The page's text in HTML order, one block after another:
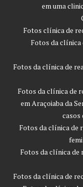
em uma
Fotos clínica de
Fotos da clínica
Fotos da clínica de
Fotos da clínica de
em Araçoiaba da
casos
Fotos da clínica de
Fotos da clínica de
Fotos da clínica de